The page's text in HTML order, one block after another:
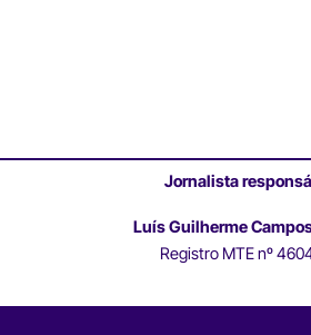
Jornalista
Luís Guilherme
Registro MTE nº